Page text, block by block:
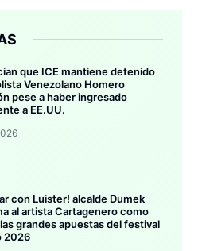
que ICE mantiene detenido
Venezolano Homero
pese a haber ingresado
a EE.UU.
con Luister! alcalde Dumek
al artista Cartagenero como
grandes apuestas del festival
2026